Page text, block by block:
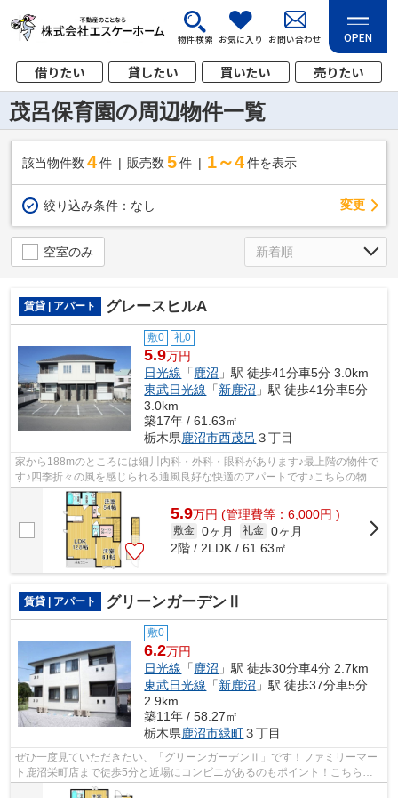
物件検索 お気に入り お問い合わせ OPEN
借りたい 貸したい 買いたい 売りたい
茂呂保育園の周辺物件一覧
該当物件数 4件 販売数 5 件 1～4 件を表示
絞り込み条件： なし 変更
空室のみ
賃貸 | アパート グレースヒルA
敷0 礼0
5.9万円
日光線 「 鹿沼 」駅 徒歩41分車5分 3.0km
東武日光線 「新鹿沼 」駅 徒歩41分車5分
3.0km
築17年 / 61.63㎡
栃木県鹿沼市西茂呂 ３丁目
家から188mのところには細川内科・外科・眼科があります♪最上階の物件で
す♪四季折々の風を感じられる通風良好な快適のアパートです♪こちらの物件
はアパートです♪地域に強い当社だから...
5.9万円 (管理費等：6,000円 )
敷金 0ヶ月 礼金 0ヶ月
2階 / 2LDK / 61.63㎡
賃貸 | アパート グリーンガーデンⅡ
敷0
6.2万円
日光線 「 鹿沼 」駅 徒歩30分車4分 2.7km
東武日光線 「新鹿沼 」駅 徒歩37分車5分
2.9km
築11年 / 58.27㎡
栃木県鹿沼市緑町３丁目
ぜひ一度見ていただきたい、「グリーンガーデンⅡ」です！ファミリーマー
ト鹿沼栄町店まで徒歩5分と近場にコンビニがあるのもポイント！こちらの
物件は陽当り良好です！最上階のアパー...